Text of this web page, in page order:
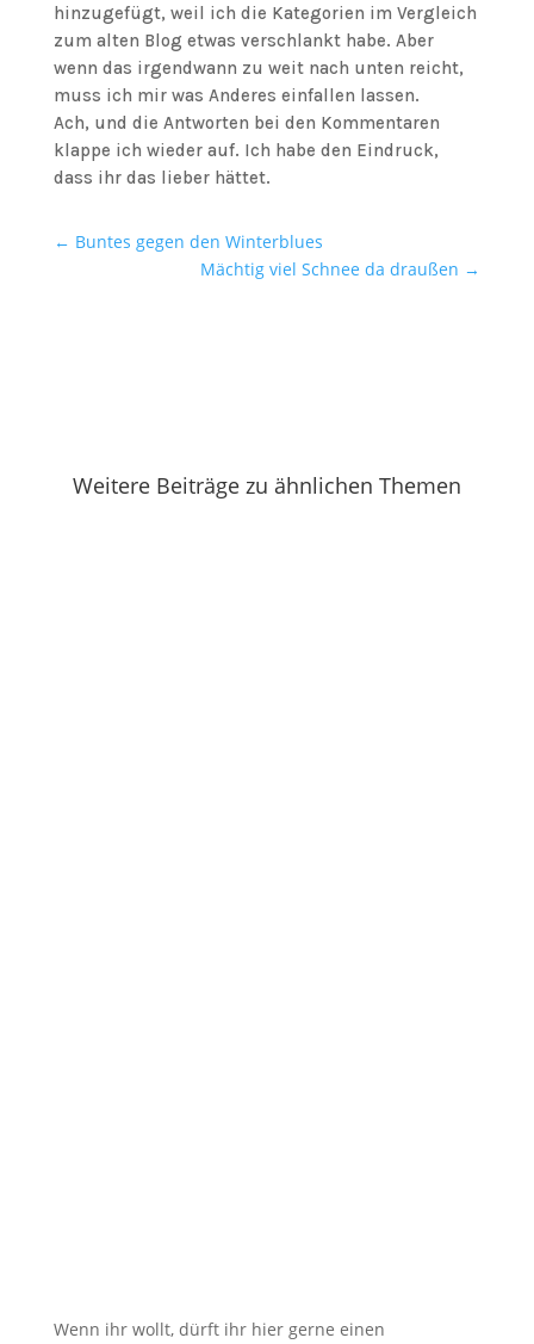
hinzugefügt, weil ich die Kategorien im Vergleich
zum alten Blog etwas verschlankt habe. Aber
wenn das irgendwann zu weit nach unten reicht,
muss ich mir was Anderes einfallen lassen.
Ach, und die Antworten bei den Kommentaren
klappe ich wieder auf. Ich habe den Eindruck,
dass ihr das lieber hättet.
← Buntes gegen den Winterblues
Mächtig viel Schnee da draußen →
Weitere Beiträge zu ähnlichen Themen
Wenn ihr wollt, dürft ihr hier gerne einen